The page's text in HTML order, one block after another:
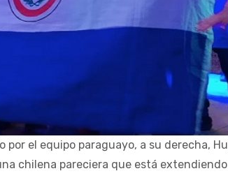
el equipo paraguayo, a su derecha,
chilena pareciera que está